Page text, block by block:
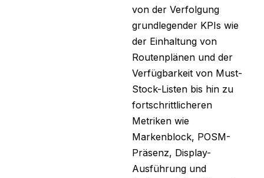
von der Verfolgung
grundlegender KPIs wie
der Einhaltung von
Routenplänen und der
Verfügbarkeit von Must-
Stock-Listen bis hin zu
fortschrittlicheren
Metriken wie
Markenblock, POSM-
Präsenz, Display-
Ausführung und